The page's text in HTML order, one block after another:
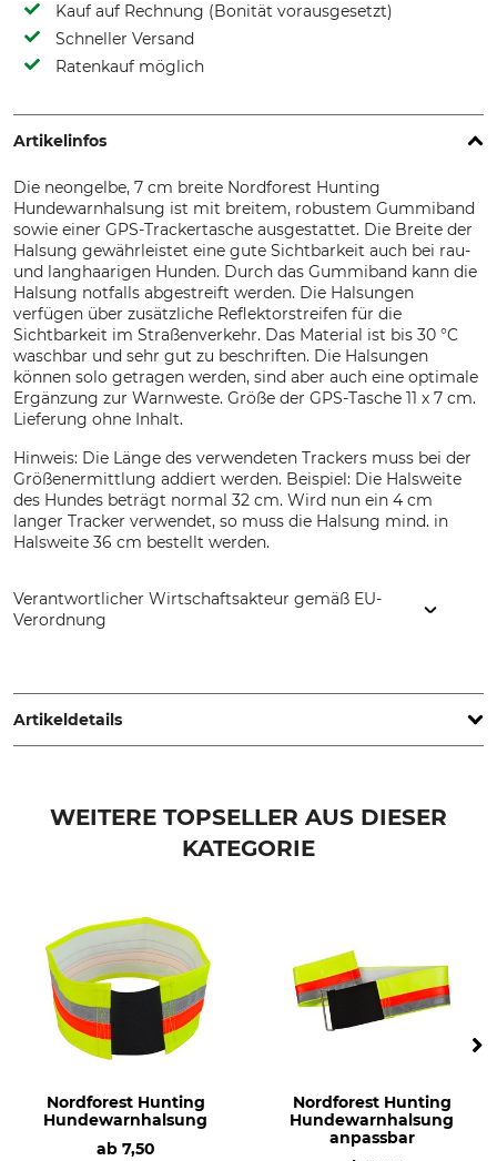
Kauf auf Rechnung (Bonität vorausgesetzt)
Schneller Versand
Ratenkauf möglich
Artikelinfos
Die neongelbe, 7 cm breite Nordforest Hunting
Hundewarnhalsung ist mit breitem, robustem Gummiband
sowie einer GPS-Trackertasche ausgestattet. Die Breite der
Halsung gewährleistet eine gute Sichtbarkeit auch bei rau-
und langhaarigen Hunden. Durch das Gummiband kann die
Halsung notfalls abgestreift werden. Die Halsungen
verfügen über zusätzliche Reflektorstreifen für die
Sichtbarkeit im Straßenverkehr. Das Material ist bis 30 °C
waschbar und sehr gut zu beschriften. Die Halsungen
können solo getragen werden, sind aber auch eine optimale
Ergänzung zur Warnweste. Größe der GPS-Tasche 11 x 7 cm.
Lieferung ohne Inhalt.
Hinweis: Die Länge des verwendeten Trackers muss bei der
Größenermittlung addiert werden. Beispiel: Die Halsweite
des Hundes beträgt normal 32 cm. Wird nun ein 4 cm
langer Tracker verwendet, so muss die Halsung mind. in
Halsweite 36 cm bestellt werden.
Verantwortlicher Wirtschaftsakteur gemäß EU-
Verordnung
www.grube.de
Artikeldetails
Farbe
Größe
WEITERE TOPSELLER AUS DIESER
KATEGORIE
Nordforest Hunting
Hundewarnhalsung
ab 7,50
Nordforest Hunting
Hundewarnhalsung
anpassbar